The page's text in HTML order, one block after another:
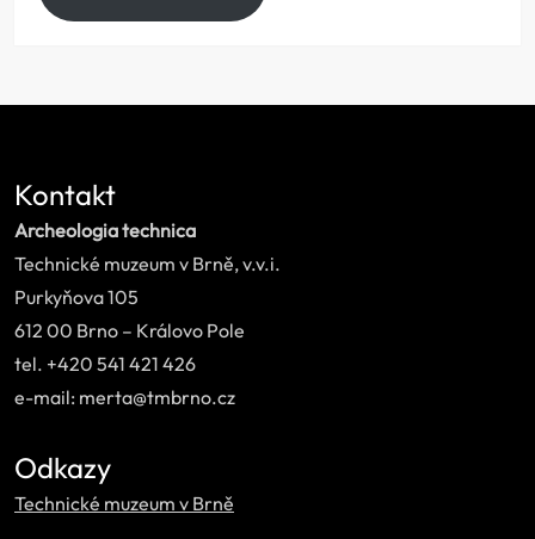
Kontakt
Archeologia technica
Technické muzeum v Brně, v.v.i.
Purkyňova 105
612 00 Brno – Královo Pole
tel. +420 541 421 426
e-mail: merta@tmbrno.cz
Odkazy
Technické muzeum v Brně